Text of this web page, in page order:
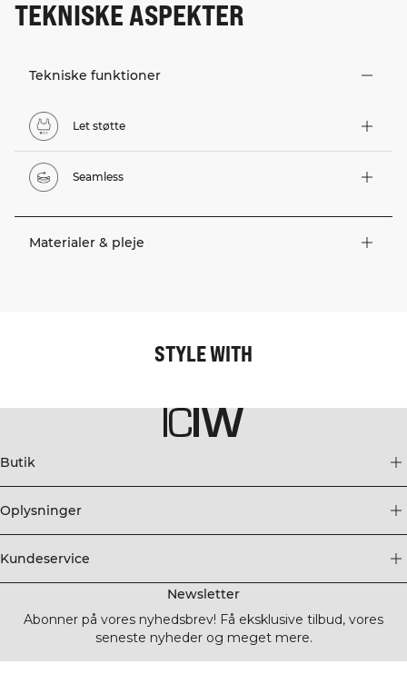
TEKNISKE ASPEKTER
Tekniske funktioner
Let støtte
Seamless
Materialer & pleje
STYLE WITH
Butik
Oplysninger
Kundeservice
Newsletter
Abonner på vores nyhedsbrev! Få eksklusive tilbud, vores
seneste nyheder og meget mere.